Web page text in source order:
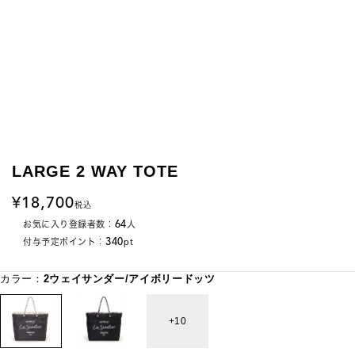
LARGE 2 WAY TOTE
18,700税込
お気に入り登録者数： 64人
付与予定ポイント： 340pt
カラー： 2ウェイサンダー/アイボリードッツ
10